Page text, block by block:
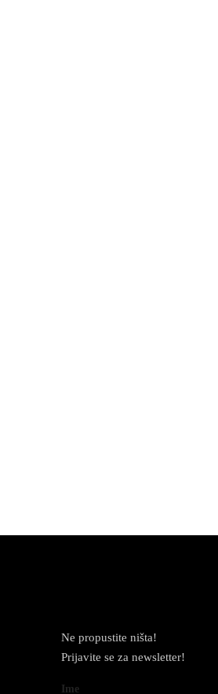
Ne propustite ništa!
Prijavite se za newsletter!
Ime